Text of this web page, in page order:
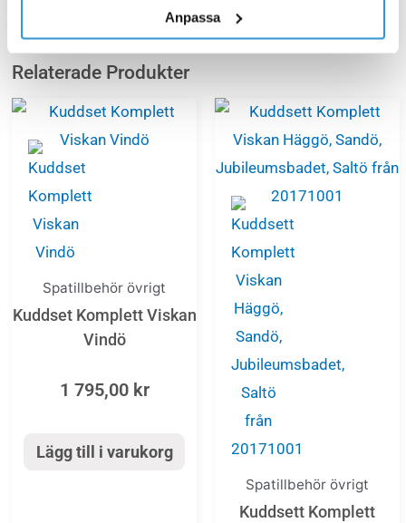
Anpassa
Relaterade Produkter
Spatillbehör övrigt
Kuddset Komplett Viskan
Vindö
1 795,00 kr
Lägg till i varukorg
Spatillbehör övrigt
Kuddsett Komplett